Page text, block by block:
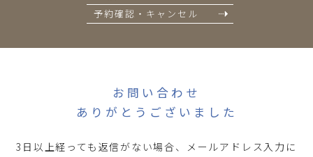
予約確認・キャンセル
お問い合わせ
ありがとうございました
3日以上経っても返信がない場合、メールアドレス入力に